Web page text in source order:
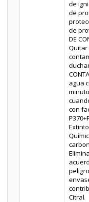
de
de
de
DE
agua
con
Citral.